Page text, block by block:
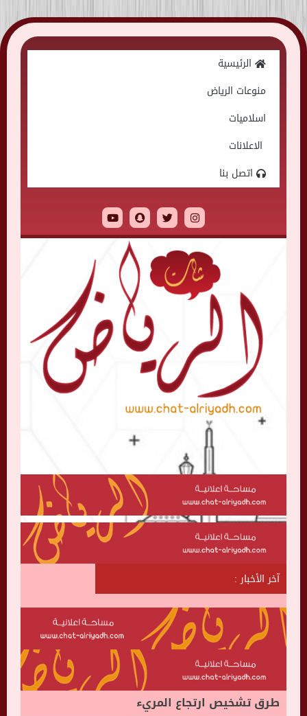
Skip
to
الرئيسية
منوعات الرياض
اسلاميات
الاعلانات
اتصل بنا
آخر الأخبار :
طرق تشخيص ارتجاع المريء